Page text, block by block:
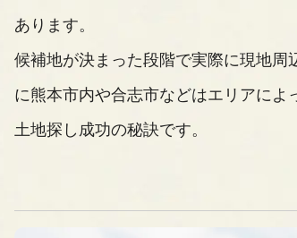
あります。
候補地が決まった段階で実際に現地
に熊本市内や合志市などはエリアに
土地探し成功の秘訣です。